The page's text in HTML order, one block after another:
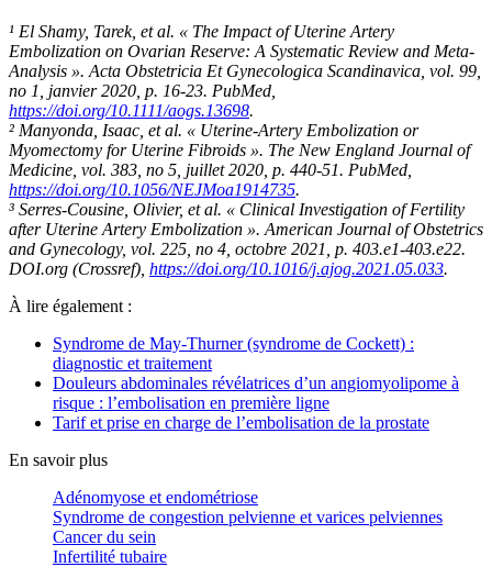
¹ El Shamy, Tarek, et al. « The Impact of Uterine Artery
Embolization on Ovarian Reserve: A Systematic Review and Meta-
Analysis ». Acta Obstetricia Et Gynecologica Scandinavica, vol. 99,
no 1, janvier 2020, p. 16‑23. PubMed,
https://doi.org/10.1111/aogs.13698.
² Manyonda, Isaac, et al. « Uterine-Artery Embolization or
Myomectomy for Uterine Fibroids ». The New England Journal of
Medicine, vol. 383, no 5, juillet 2020, p. 440‑51. PubMed,
https://doi.org/10.1056/NEJMoa1914735.
³ Serres-Cousine, Olivier, et al. « Clinical Investigation of Fertility
after Uterine Artery Embolization ». American Journal of Obstetrics
and Gynecology, vol. 225, no 4, octobre 2021, p. 403.e1-403.e22.
DOI.org (Crossref), https://doi.org/10.1016/j.ajog.2021.05.033.
À lire également :
Syndrome de May-Thurner (syndrome de Cockett) :
diagnostic et traitement
Douleurs abdominales révélatrices d’un angiomyolipome à
risque : l’embolisation en première ligne
Tarif et prise en charge de l’embolisation de la prostate
En savoir plus
Adénomyose et endométriose
Syndrome de congestion pelvienne et varices pelviennes
Cancer du sein
Infertilité tubaire